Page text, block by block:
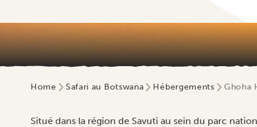
Home Safari au Botswana Hébergements Ghoha
Situé dans la région de Savuti au sein du parc